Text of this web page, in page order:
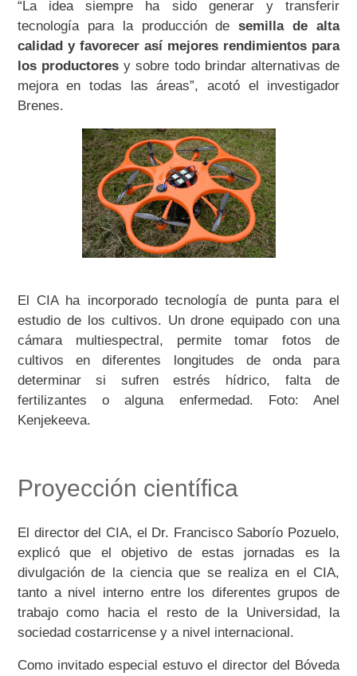
“La idea siempre ha sido generar y transferir
tecnología para la producción desemilla de alta
calidad y favorecer así mejores rendimientos para
los productores y sobre todo brindar alternativas de
mejora en todas las áreas”, acotó el investigador
Brenes.
El CIA ha incorporado tecnología de punta para el
estudio de los cultivos. Un drone equipado con una
cámara multiespectral, permite tomar fotos de
cultivos en diferentes longitudes de onda para
determinar si sufren estrés hídrico, falta de
fertilizantes o alguna enfermedad. Foto: Anel
Kenjekeeva.
Proyección científica
El director del CIA, el Dr. Francisco Saborío Pozuelo,
explicó que el objetivo de estas jornadas es la
divulgación de la ciencia que se realiza en el CIA,
tanto a nivel interno entre los diferentes grupos de
trabajo como hacia el resto de la Universidad, la
sociedad costarricense y a nivel internacional.
Como invitado especial estuvo el director del Bóveda